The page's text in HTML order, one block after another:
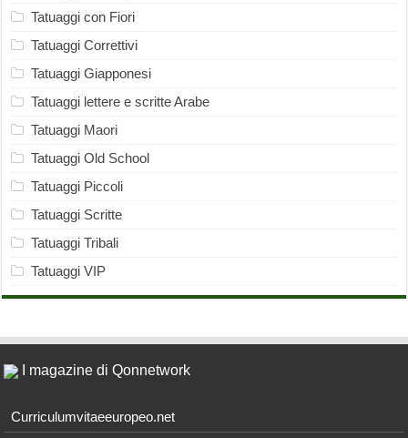
Tatuaggi con Fiori
Tatuaggi Correttivi
Tatuaggi Giapponesi
Tatuaggi lettere e scritte Arabe
Tatuaggi Maori
Tatuaggi Old School
Tatuaggi Piccoli
Tatuaggi Scritte
Tatuaggi Tribali
Tatuaggi VIP
I magazine di Qonnetwork
Curriculumvitaeeuropeo.net